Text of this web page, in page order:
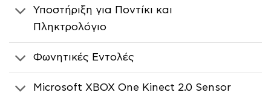
Υποστήριξη για Ποντίκι και
Πληκτρολόγιο
Φωνητικές Εντολές
Microsoft XBOX One Kinect 2.0 Sensor